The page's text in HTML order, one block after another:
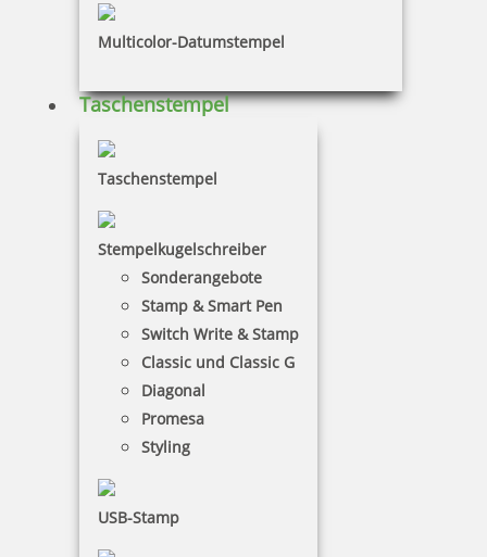
Multicolor-Datumstempel
Taschenstempel
Taschenstempel
Stempelkugelschreiber
Sonderangebote
Stamp & Smart Pen
Switch Write & Stamp
Classic und Classic G
Diagonal
Promesa
Styling
USB-Stamp
Colop Expert Line 3660 Datumsstempel 58x37 mm
Jetzt gestalten
Colop Expert Line 3660/2 zweifarbiger Datumsstempel 58 x 37